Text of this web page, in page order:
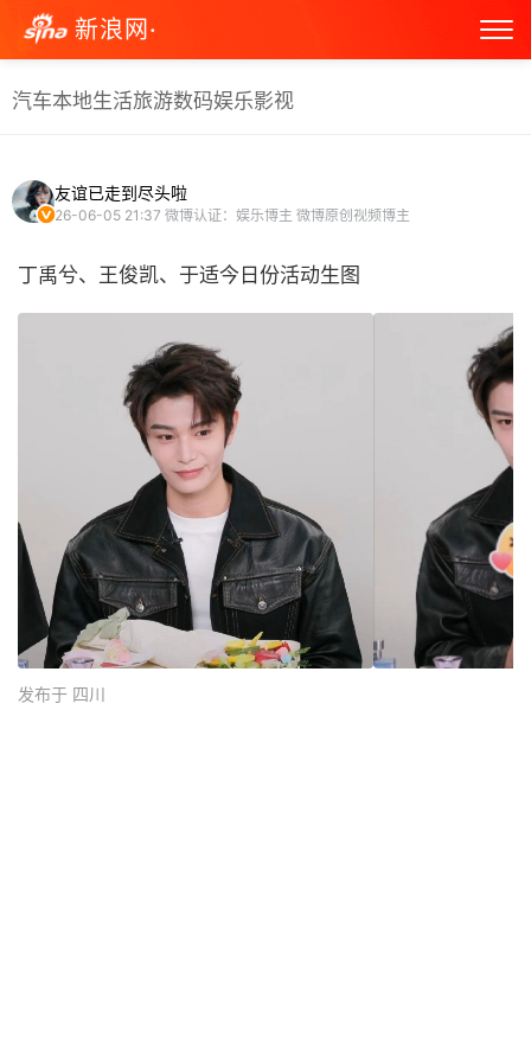
新浪网·
汽车本地生活旅游数码娱乐影视
友谊已走到尽头啦
26-06-05 21:37 微博认证：娱乐博主 微博原创视频博主
丁禹兮、王俊凯、于适今日份活动生图 ​
发布于 四川